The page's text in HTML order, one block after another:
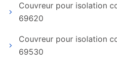
Couvreur pour isolation
69620
Couvreur pour isolation
69530